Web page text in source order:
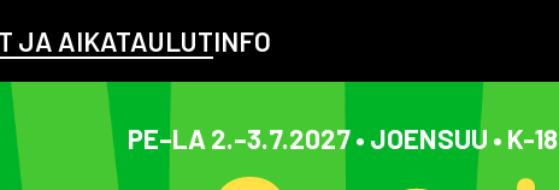
JA AIKATAULUTINFO
PE–LA 2.–3.7.2027 • JOENSUU • K-18